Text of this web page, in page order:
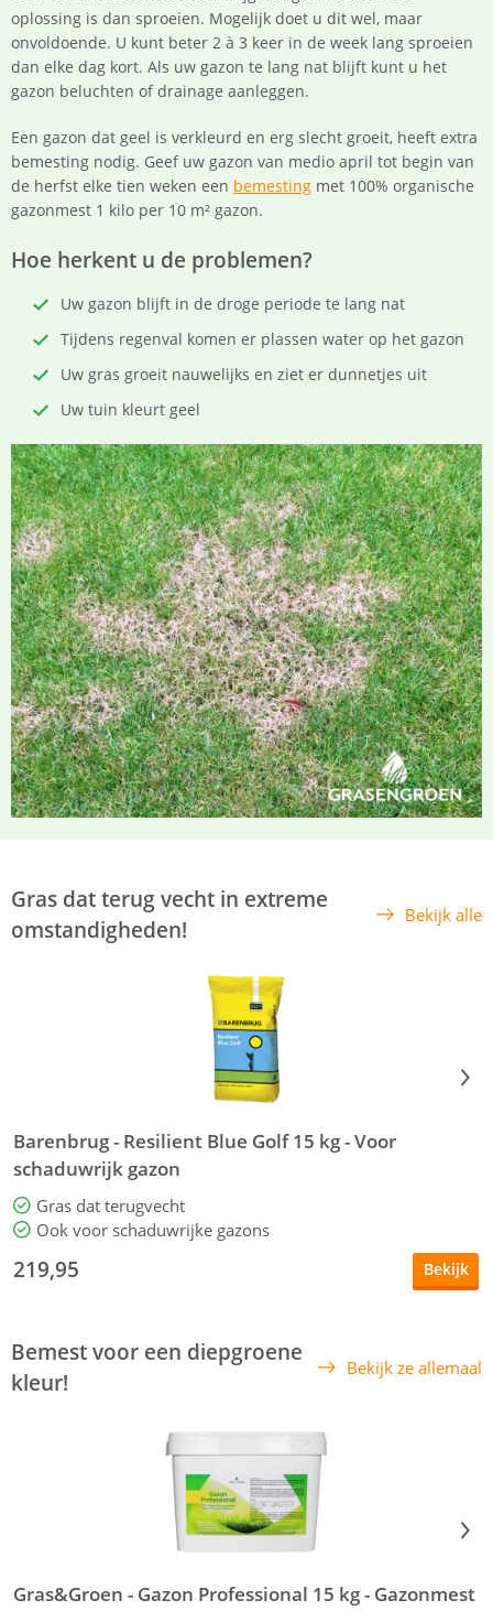
oplossing is dan sproeien. Mogelijk doet u dit wel, maar
onvoldoende. U kunt beter 2 à 3 keer in de week lang sproeien
dan elke dag kort. Als uw gazon te lang nat blijft kunt u het
gazon beluchten of drainage aanleggen.
Een gazon dat geel is verkleurd en erg slecht groeit, heeft extra
bemesting nodig. Geef uw gazon van medio april tot begin van
de herfst elke tien weken een bemesting met 100% organische
gazonmest 1 kilo per 10 m² gazon.
Hoe herkent u de problemen?
Uw gazon blijft in de droge periode te lang nat
Tijdens regenval komen er plassen water op het gazon
Uw gras groeit nauwelijks en ziet er dunnetjes uit
Uw tuin kleurt geel
Gras dat terug vecht in extreme
omstandigheden!
Bekijk alle
Barenbrug - Resilient Blue Golf 15 kg - Voor
schaduwrijk gazon
Gras dat terugvecht
Ook voor schaduwrijke gazons
219,95 Bekijk
Bemest voor een diepgroene
kleur!
Bekijk ze allemaal
Gras&Groen - Gazon Professional 15 kg - Gazonmest